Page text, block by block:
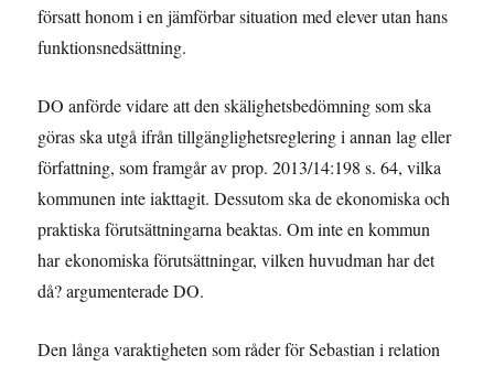
försatt honom i en jämförbar situation med elever utan hans
funktionsnedsättning.
DO anförde vidare att den skälighetsbedömning som ska
göras ska utgå ifrån tillgänglighetsreglering i annan lag eller
författning, som framgår av prop. 2013/14:198 s. 64, vilka
kommunen inte iakttagit. Dessutom ska de ekonomiska och
praktiska förutsättningarna beaktas. Om inte en kommun
har ekonomiska förutsättningar, vilken huvudman har det
då? argumenterade DO.
Den långa varaktigheten som råder för Sebastian i relation